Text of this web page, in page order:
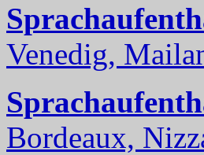
Venedig,
Bordeaux,